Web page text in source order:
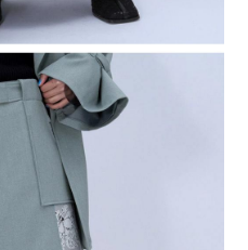
資訊註冊。若發現惡意使用之情形，
戶之使用額度並採取法律行動。